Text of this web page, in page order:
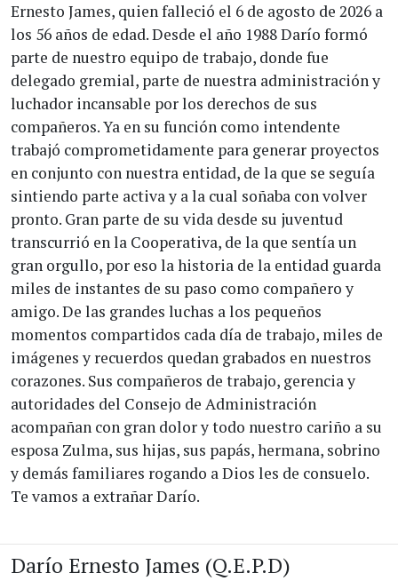
Ernesto James, quien falleció el 6 de agosto de 2026 a
los 56 años de edad. Desde el año 1988 Darío formó
parte de nuestro equipo de trabajo, donde fue
delegado gremial, parte de nuestra administración y
luchador incansable por los derechos de sus
compañeros. Ya en su función como intendente
trabajó comprometidamente para generar proyectos
en conjunto con nuestra entidad, de la que se seguía
sintiendo parte activa y a la cual soñaba con volver
pronto. Gran parte de su vida desde su juventud
transcurrió en la Cooperativa, de la que sentía un
gran orgullo, por eso la historia de la entidad guarda
miles de instantes de su paso como compañero y
amigo. De las grandes luchas a los pequeños
momentos compartidos cada día de trabajo, miles de
imágenes y recuerdos quedan grabados en nuestros
corazones. Sus compañeros de trabajo, gerencia y
autoridades del Consejo de Administración
acompañan con gran dolor y todo nuestro cariño a su
esposa Zulma, sus hijas, sus papás, hermana, sobrino
y demás familiares rogando a Dios les de consuelo.
Te vamos a extrañar Darío.
Darío Ernesto James (Q.E.P.D)